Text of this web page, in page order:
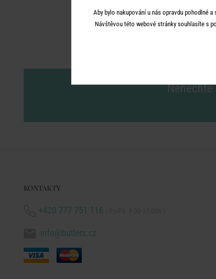
KONTAKTY
+420 777 751 116
info@butlers.cz
Aby bylo nakupování u nás opravdu pohodlné
Návštěvou této webové stránky souhlasíte s